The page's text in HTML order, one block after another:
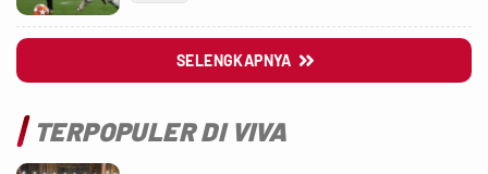
SELENGKAPNYA 
TERPOPULER DI VIVA